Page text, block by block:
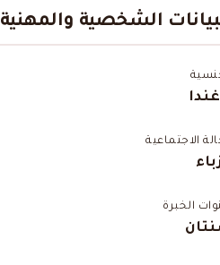
الشخصية والمهنية
الاجتماعية
الخبرة